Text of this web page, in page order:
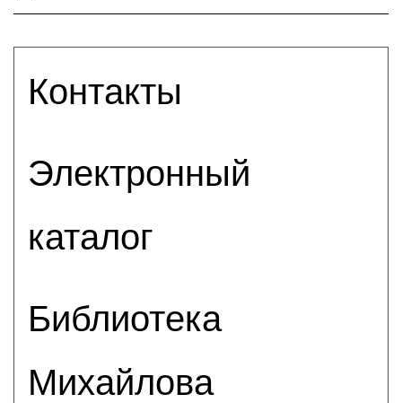
Контакты
Электронный
каталог
Библиотека
Михайлова